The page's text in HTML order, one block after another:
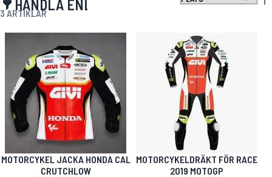
HANDLA ENLIGT
3ARTIKLAR
MOTORCYKEL JACKA HONDA CAL
CRUTCHLOW
MOTORCYKELDRÄKT FÖR RACE
2019 MOTOGP